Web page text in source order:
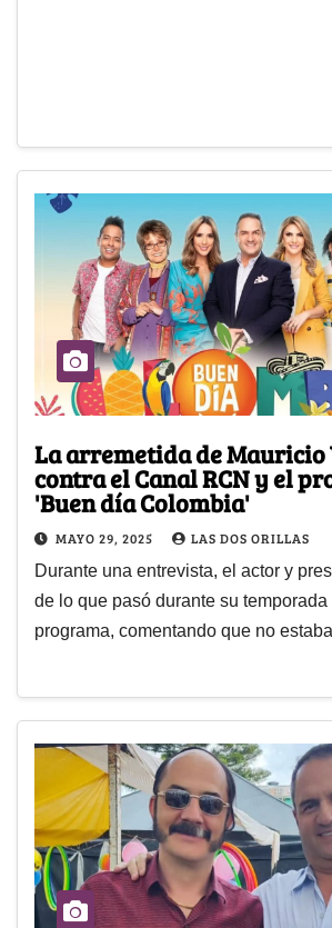
La arremetida de Mauricio
contra el Canal RCN y el
'Buen día Colombia'
MAYO 29, 2025 LAS DOS ORILLAS
Durante una entrevista, el actor y
de lo que pasó durante su temporada
programa, comentando que no